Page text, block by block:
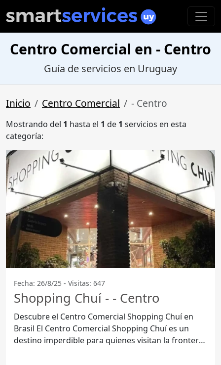
Centro Comercial en - Centro
Guía de servicios en Uruguay
Inicio Centro Comercial - Centro
Mostrando del 1 hasta el 1 de 1 servicios en esta
categoría:
Fecha: 26/8/25 - Visitas: 647
Shopping Chuí - - Centro
Descubre el Centro Comercial Shopping Chuí en
Brasil El Centro Comercial Shopping Chuí es un
destino imperdible para quienes visitan la frontera